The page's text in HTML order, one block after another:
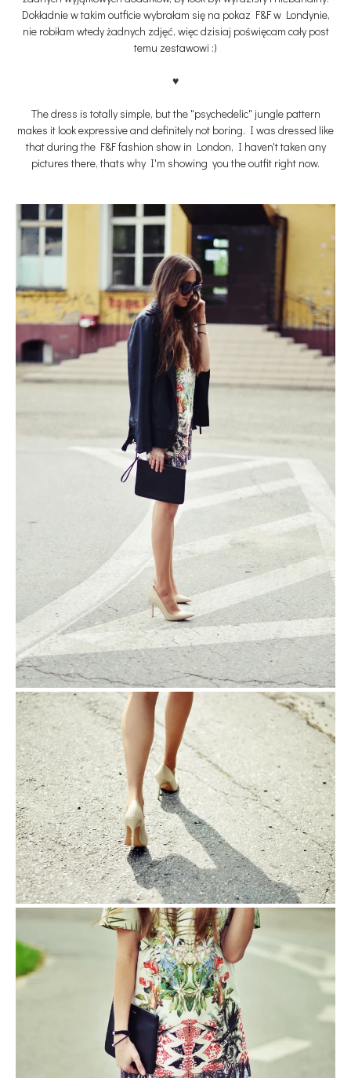
Dokładnie w takim outficie wybrałam się na pokaz F&F w Londynie,
nie robiłam wtedy żadnych zdjęć, więc dzisiaj poświęcam cały post
temu zestawowi :)
♥
The dress is totally simple, but the "psychedelic" jungle pattern
makes it look expressive and definitely not boring. I was dressed like
that during the F&F fashion show in London, I haven't taken any
pictures there, thats why I'm showing you the outfit right now.